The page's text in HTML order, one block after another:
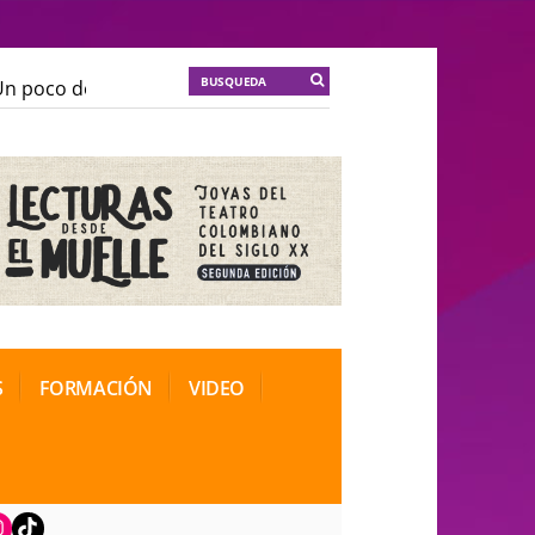
poco de locura para la cordura
de Teatro Rosa
FORMACIÓN VIDEO
TikTok